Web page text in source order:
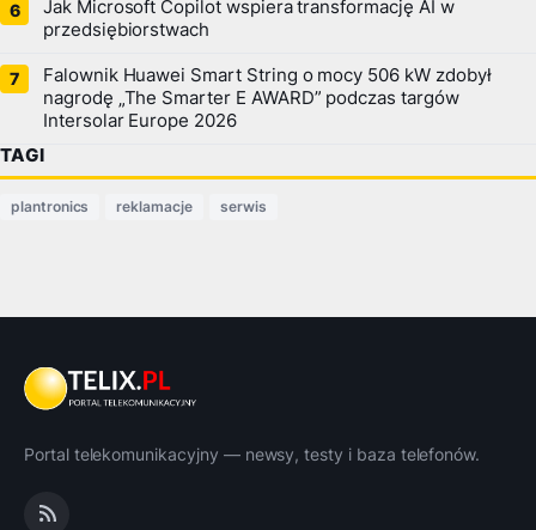
Jak Microsoft Copilot wspiera transformację AI w
przedsiębiorstwach
Falownik Huawei Smart String o mocy 506 kW zdobył
nagrodę „The Smarter E AWARD” podczas targów
Intersolar Europe 2026
TAGI
plantronics reklamacje serwis
Portal telekomunikacyjny — newsy, testy i baza telefonów.